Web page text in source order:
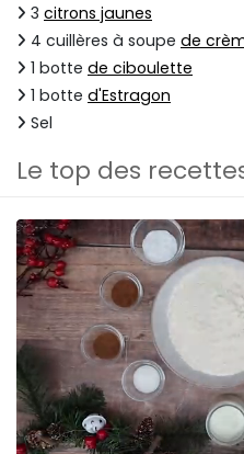
3 citrons jaunes
4 cuillères à soupe de
1 botte de ciboulette
1 botte d'Estragon
Sel
Le top des